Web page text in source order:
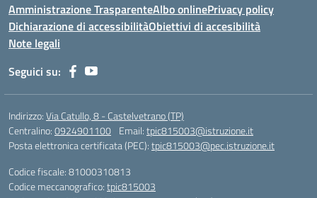
Amministrazione TrasparenteAlbo onlinePrivacy policy
Dichiarazione di accessibilitàObiettivi di accesibilità
Note legali
Seguici su:
Indirizzo:Via Catullo, 8 - Castelvetrano (TP)
Centralino:0924901100 Email:tpic815003@istruzione.it
Posta elettronica certificata (PEC):tpic815003@pec.istruzione.it
Codice fiscale: 81000310813
Codice meccanografico:tpic815003